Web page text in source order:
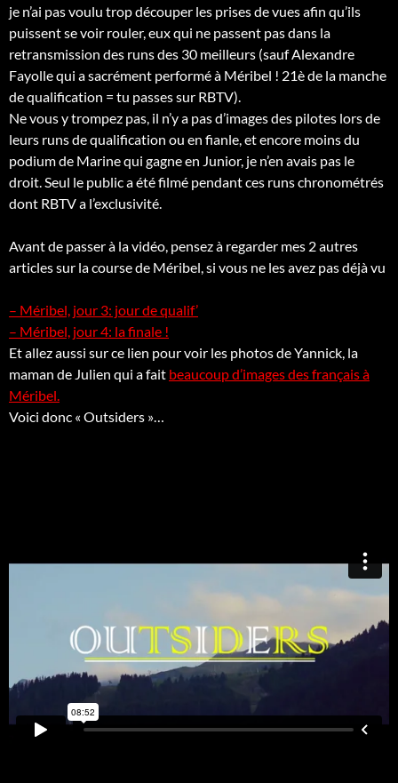
je n’ai pas voulu trop découper les prises de vues afin qu’ils
puissent se voir rouler, eux qui ne passent pas dans la
retransmission des runs des 30 meilleurs (sauf Alexandre
Fayolle qui a sacrément performé à Méribel ! 21è de la manche
de qualification = tu passes sur RBTV).
Ne vous y trompez pas, il n’y a pas d’images des pilotes lors de
leurs runs de qualification ou en fianle, et encore moins du
podium de Marine qui gagne en Junior, je n’en avais pas le
droit. Seul le public a été filmé pendant ces runs chronométrés
dont RBTV a l’exclusivité.
Avant de passer à la vidéo, pensez à regarder mes 2 autres
articles sur la course de Méribel, si vous ne les avez pas déjà vu
– Méribel, jour 3: jour de qualif’
– Méribel, jour 4: la finale !
Et allez aussi sur ce lien pour voir les photos de Yannick, la
maman de Julien qui a fait beaucoup d’images des français à
Méribel.
Voici donc « Outsiders »…